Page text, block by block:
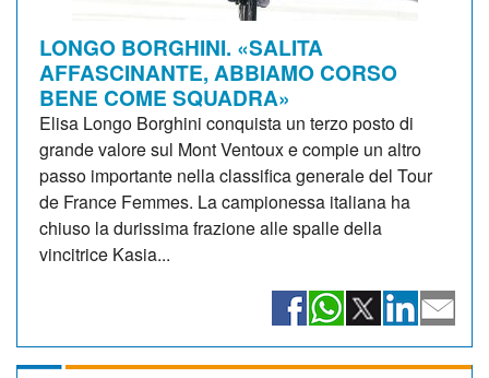
LONGO BORGHINI. «SALITA
AFFASCINANTE, ABBIAMO CORSO
BENE COME SQUADRA»
Elisa Longo Borghini conquista un terzo posto di
grande valore sul Mont Ventoux e compie un altro
passo importante nella classifica generale del Tour
de France Femmes. La campionessa italiana ha
chiuso la durissima frazione alle spalle della
vincitrice Kasia...